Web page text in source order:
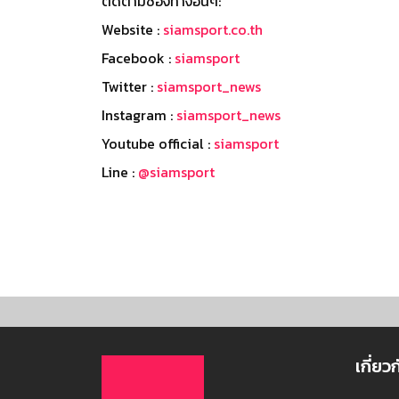
Website : siamsport.co.th
Facebook : siamsport
Twitter : siamsport_news
Instagram : siamsport_news
Youtube official : siamsport
Line : @siamsport
เกี่ยว